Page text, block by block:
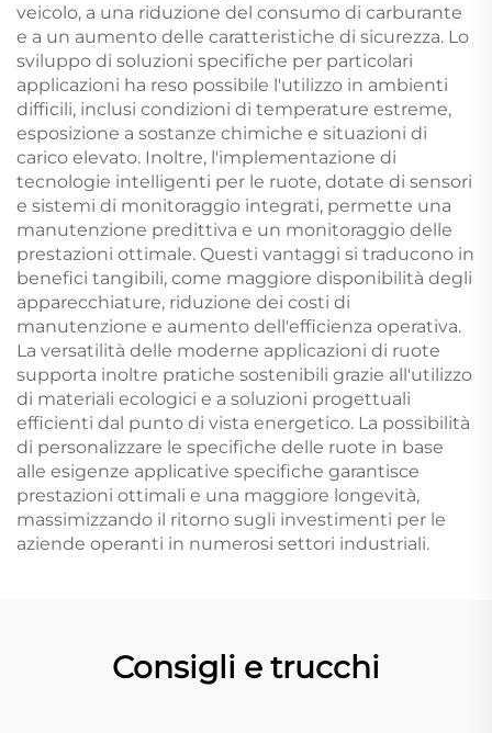
veicolo, a una riduzione del consumo di carburante
e a un aumento delle caratteristiche di sicurezza. Lo
sviluppo di soluzioni specifiche per particolari
applicazioni ha reso possibile l'utilizzo in ambienti
difficili, inclusi condizioni di temperature estreme,
esposizione a sostanze chimiche e situazioni di
carico elevato. Inoltre, l'implementazione di
tecnologie intelligenti per le ruote, dotate di sensori
e sistemi di monitoraggio integrati, permette una
manutenzione predittiva e un monitoraggio delle
prestazioni ottimale. Questi vantaggi si traducono in
benefici tangibili, come maggiore disponibilità degli
apparecchiature, riduzione dei costi di
manutenzione e aumento dell'efficienza operativa.
La versatilità delle moderne applicazioni di ruote
supporta inoltre pratiche sostenibili grazie all'utilizzo
di materiali ecologici e a soluzioni progettuali
efficienti dal punto di vista energetico. La possibilità
di personalizzare le specifiche delle ruote in base
alle esigenze applicative specifiche garantisce
prestazioni ottimali e una maggiore longevità,
massimizzando il ritorno sugli investimenti per le
aziende operanti in numerosi settori industriali.
Consigli e trucchi